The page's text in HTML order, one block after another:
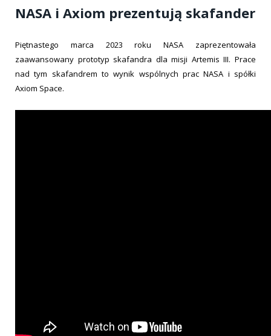
NASA i Axiom prezentują skafander
Piętnastego marca 2023 roku NASA zaprezentowała
zaawansowany prototyp skafandra dla misji Artemis III. Prace
nad tym skafandrem to wynik wspólnych prac NASA i spółki
Axiom Space.